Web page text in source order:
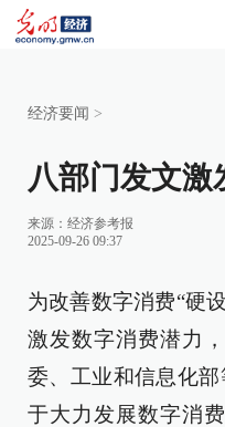
经济要闻 >
八部门发文激
来源： 经济参考报
2025-09-26 09:37
为改善数字消费“硬
激发数字消费潜力
委、工业和信息化
于大力发展数字消